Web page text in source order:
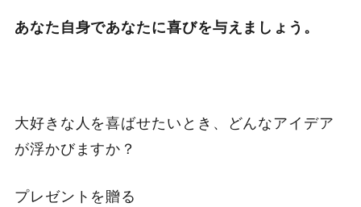
あなた自身であなたに喜びを与えましょう。
大好きな人を喜ばせたいとき、どんなアイデア
が浮かびますか？
プレゼントを贈る